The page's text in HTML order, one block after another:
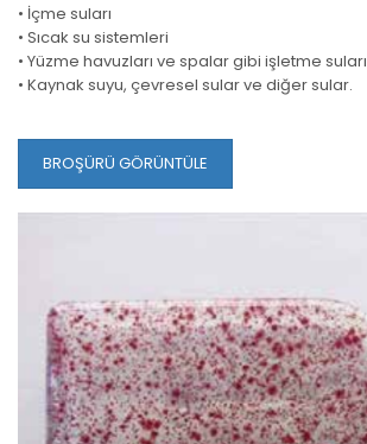
• İçme suları
• Sıcak su sistemleri
• Yüzme havuzları ve spalar gibi işletme suları
• Kaynak suyu, çevresel sular ve diğer sular.
BROŞÜRÜ GÖRÜNTÜLE